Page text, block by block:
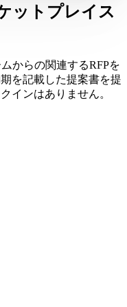
ットプレイス
からの関連するRFPを
を記載した提案書を提
インはありません。